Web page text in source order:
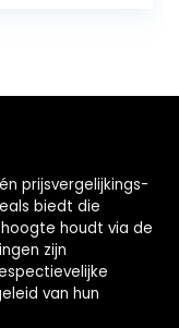
prijsvergelijkings-
biedt die
houdt via de
zijn
van hun